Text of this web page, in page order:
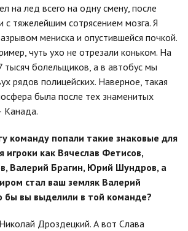
на лед всего на одну смену, после
с тяжелейшим сотрясением мозга. Я
мениска и опустившейся почкой.
чуть ухо не отрезали коньком. На
болельщиков, а в автобус мы
рядов полицейских. Наверное, такая
была после тех знаменитых
Канада.
команду попали такие знаковые для
игроки как Вячеслав Фетисов,
Валерий Брагин, Юрий Шундров, а
стал ваш земляк Валерий
бы вы выделили в той команде?
Дроздецкий. А вот Слава